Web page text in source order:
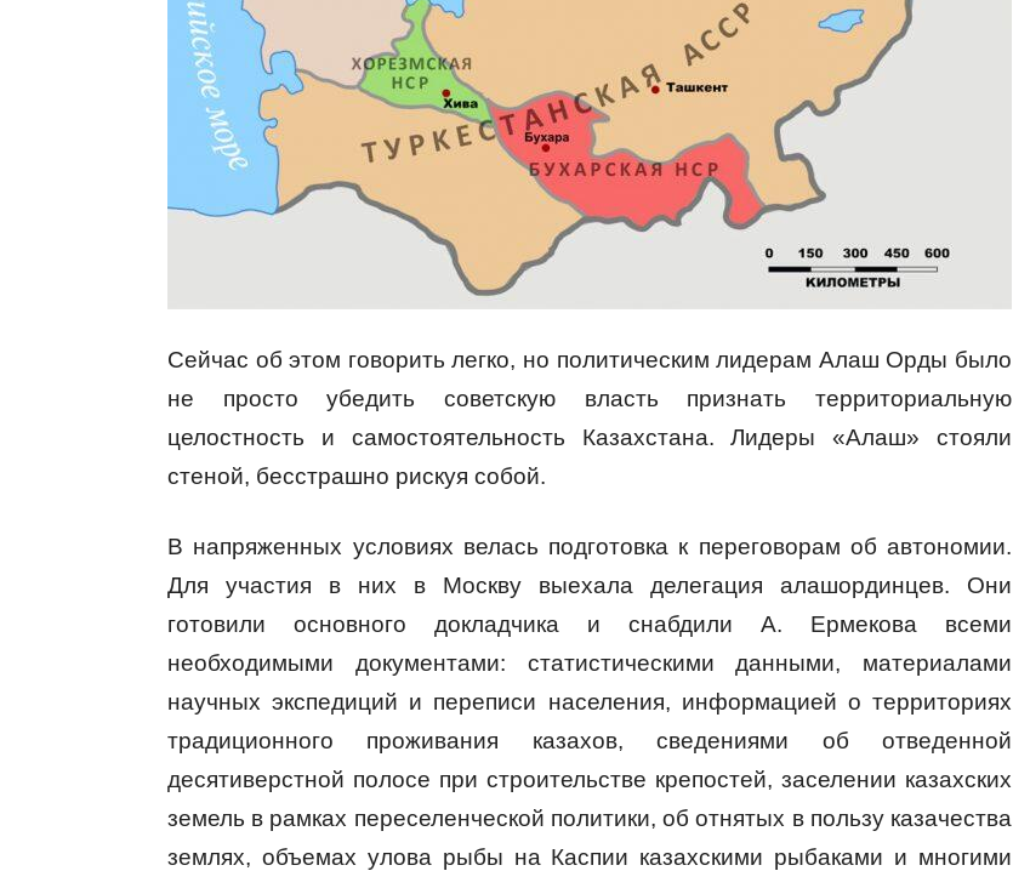
Сейчас об этом говорить легко, но политическим лидерам Алаш Орды было
не просто убедить cоветскую власть признать территориальную
целостность и самостоятельность Казахстана. Лидеры «Алаш» стояли
стеной, бесстрашно рискуя собой.
В напряженных условиях велась подготовка к переговорам об автономии.
Для участия в них в Москву выехала делегация алашординцев. Они
готовили основного докладчика и снабдили А. Ермекова всеми
необходимыми документами: статистическими данными, материалами
научных экспедиций и переписи населения, информацией о территориях
традиционного проживания казахов, сведениями об отведенной
десятиверстной полосе при строительстве крепостей, заселении казахских
земель в рамках переселенческой политики, об отнятых в пользу казачества
землях, объемах улова рыбы на Каспии казахскими рыбаками и многими